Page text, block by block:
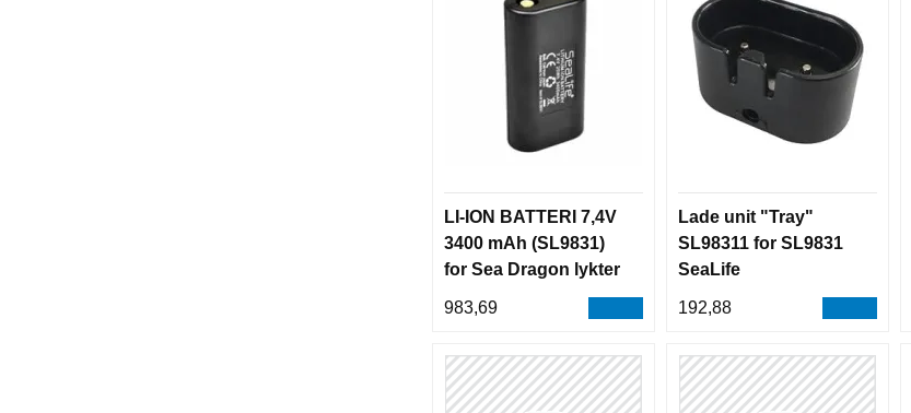
LI-ION BATTERI 7,4V
3400 mAh (SL9831)
for Sea Dragon lykter
SL983 & SL984, Sea
983,69
Lade unit "Tray"
SL98311 for SL9831
SeaLife
192,88